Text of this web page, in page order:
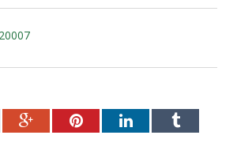
Google+PinterestLinkedInTumblr